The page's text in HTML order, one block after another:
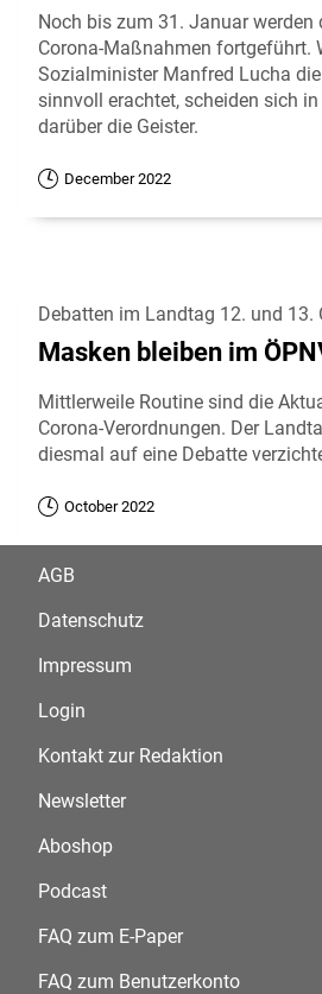
Noch bis zum 31. Januar werden
Corona-Maßnahmen fortgeführt.
Sozialminister Manfred Lucha
sinnvoll erachtet, scheiden sich
darüber die Geister.
December 2022
Debatten im Landtag 12. und 13.
Masken bleiben im
Mittlerweile Routine sind die
Corona-Verordnungen. Der
diesmal auf eine Debatte
October 2022
AGB
Datenschutz
Impressum
Login
Kontakt zur Redaktion
Newsletter
Aboshop
Podcast
FAQ zum E-Paper
FAQ zum Benutzerkonto